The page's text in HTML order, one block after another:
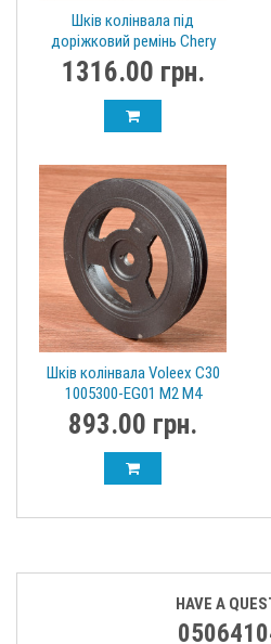
Шків колінвала під
доріжковий ремінь Chery
Tiggo 7 E4G181005070
1316.00 грн.
Шків колінвала Voleex C30
1005300-EG01 M2 M4
893.00 грн.
HAVE A